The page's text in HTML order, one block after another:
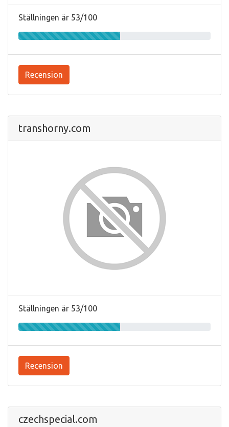
Ställningen är 53/100
Recension
transhorny.com
Ställningen är 53/100
Recension
czechspecial.com